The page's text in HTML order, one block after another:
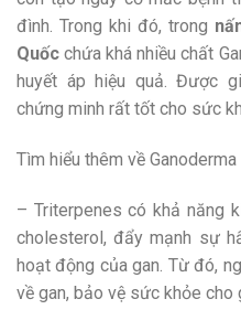
đình. Trong khi đó, trong
Quốc chứa khá nhiều chất
huyết áp hiệu quả. Được
chứng minh rất tốt cho sức
Tìm hiểu thêm về Ganoderma
– Triterpenes có khả năng
cholesterol, đẩy mạnh sự
hoạt động của gan. Từ đó,
về gan, bảo vệ sức khỏe cho